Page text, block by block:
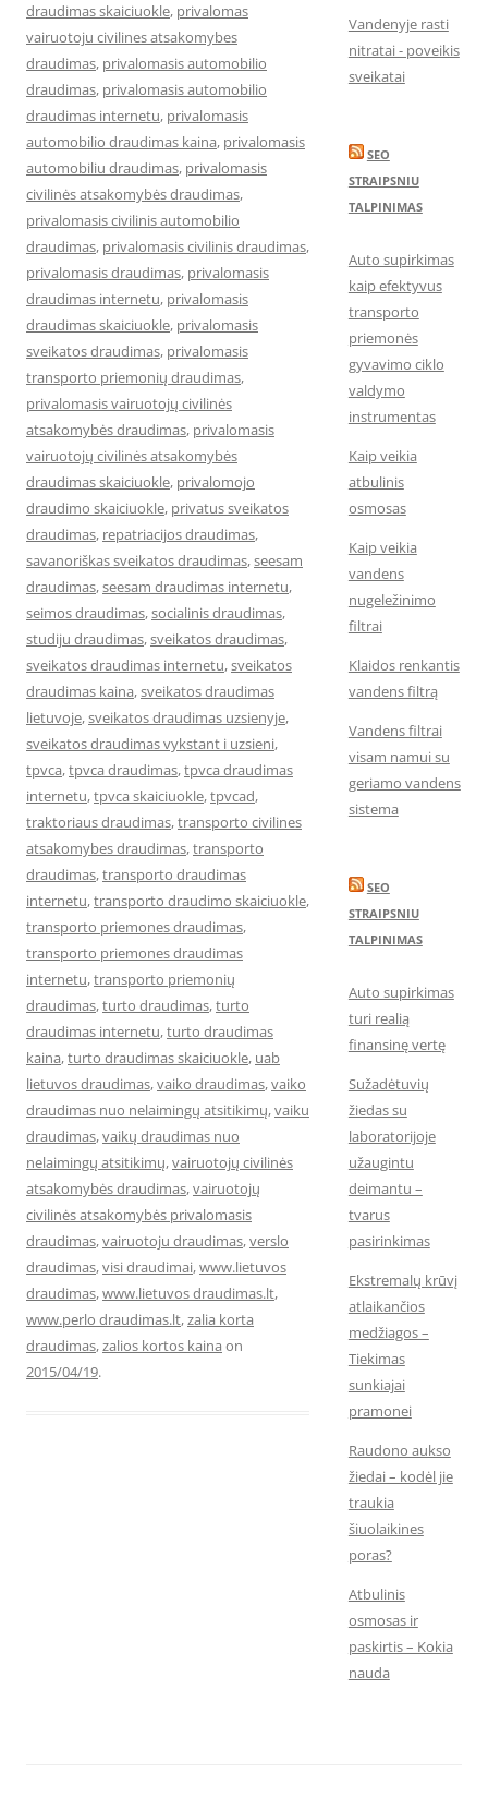
draudimas skaiciuokle, privalomas
vairuotoju civilines atsakomybes
draudimas, privalomasis automobilio
draudimas, privalomasis automobilio
draudimas internetu, privalomasis
automobilio draudimas kaina, privalomasis
automobiliu draudimas, privalomasis
civilinės atsakomybės draudimas,
privalomasis civilinis automobilio
draudimas, privalomasis civilinis draudimas,
privalomasis draudimas, privalomasis
draudimas internetu, privalomasis
draudimas skaiciuokle, privalomasis
sveikatos draudimas, privalomasis
transporto priemonių draudimas,
privalomasis vairuotojų civilinės
atsakomybės draudimas, privalomasis
vairuotojų civilinės atsakomybės
draudimas skaiciuokle, privalomojo
draudimo skaiciuokle, privatus sveikatos
draudimas, repatriacijos draudimas,
savanoriškas sveikatos draudimas,seesam
draudimas,seesam draudimas internetu,
seimos draudimas,socialinis draudimas,
studiju draudimas,sveikatos draudimas,
sveikatos draudimas internetu,sveikatos
draudimas kaina,sveikatos draudimas
lietuvoje,sveikatos draudimas uzsienyje,
sveikatos draudimas vykstant i uzsieni,
tpvca,tpvca draudimas,tpvca draudimas
internetu,tpvca skaiciuokle,tpvcad,
traktoriaus draudimas,transporto civilines
atsakomybes draudimas,transporto
draudimas,transporto draudimas
internetu,transporto draudimo skaiciuokle,
transporto priemones draudimas,
transporto priemones draudimas
internetu,transporto priemonių
draudimas,turto draudimas,turto
draudimas internetu,turto draudimas
kaina,turto draudimas skaiciuokle, uab
lietuvos draudimas,vaiko draudimas,vaiko
draudimas nuo nelaimingų atsitikimų,vaiku
draudimas,vaikų draudimas nuo
nelaimingų atsitikimų,vairuotojų civilinės
atsakomybės draudimas,vairuotojų
civilinės atsakomybės privalomasis
draudimas,vairuotoju draudimas,verslo
draudimas,visi draudimai,www.lietuvos
draudimas,www.lietuvos draudimas.lt,
www.perlo draudimas.lt,zalia korta
draudimas,zalios kortos kaina on
2015/04/19.
Vandenyje rasti
nitratai - poveikis
sveikatai
SEO
STRAIPSNIU
TALPINIMAS
Auto supirkimas
kaip efektyvus
transporto
priemonės
gyvavimo ciklo
valdymo
instrumentas
Kaip veikia
atbulinis
osmosas
Kaip veikia
vandens
nugeležinimo
filtrai
Klaidos renkantis
vandens filtrą
Vandens filtrai
visam namui su
geriamo vandens
sistema
SEO
STRAIPSNIU
TALPINIMAS
Auto supirkimas
turi realią
finansinę vertę
Sužadėtuvių
žiedas su
laboratorijoje
užaugintu
deimantu –
tvarus
pasirinkimas
Ekstremalų krūvį
atlaikančios
medžiagos –
Tiekimas
sunkiajai
pramonei
Raudono aukso
žiedai – kodėl jie
traukia
šiuolaikines
poras?
Atbulinis
osmosas ir
paskirtis – Kokia
nauda